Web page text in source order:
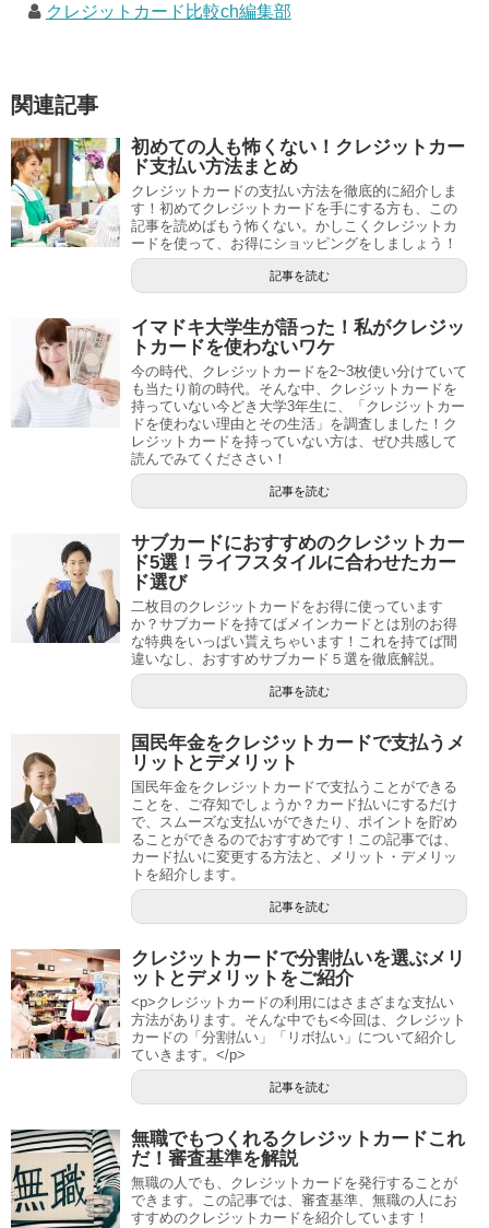
クレジットカード比較ch編集部
関連記事
初めての人も怖くない！クレジットカー
ド支払い方法まとめ
クレジットカードの支払い方法を徹底的に紹介しま
す！初めてクレジットカードを手にする方も、この
記事を読めばもう怖くない。かしこくクレジットカ
ードを使って、お得にショッピングをしましょう！
記事を読む
イマドキ大学生が語った！私がクレジッ
トカードを使わないワケ
今の時代、クレジットカードを2~3枚使い分けていて
も当たり前の時代。そんな中、クレジットカードを
持っていない今どき大学3年生に、「クレジットカー
ドを使わない理由とその生活」を調査しました！ク
レジットカードを持っていない方は、ぜひ共感して
読んでみてくだささい！
記事を読む
サブカードにおすすめのクレジットカー
ド5選！ライフスタイルに合わせたカー
ド選び
二枚目のクレジットカードをお得に使っています
か？サブカードを持てばメインカードとは別のお得
な特典をいっぱい貰えちゃいます！これを持てば間
違いなし、おすすめサブカード５選を徹底解説。
記事を読む
国民年金をクレジットカードで支払うメ
リットとデメリット
国民年金をクレジットカードで支払うことができる
ことを、ご存知でしょうか？カード払いにするだけ
で、スムーズな支払いができたり、ポイントを貯め
ることができるのでおすすめです！この記事では、
カード払いに変更する方法と、メリット・デメリッ
トを紹介します。
記事を読む
クレジットカードで分割払いを選ぶメリ
ットとデメリットをご紹介
<p>クレジットカードの利用にはさまざまな支払い
方法があります。そんな中でも<今回は、クレジット
カードの「分割払い」「リボ払い」について紹介し
ていきます。</p>
記事を読む
無職でもつくれるクレジットカードこれ
だ！審査基準を解説
無職の人でも、クレジットカードを発行することが
できます。この記事では、審査基準、無職の人にお
すすめのクレジットカードを紹介しています！